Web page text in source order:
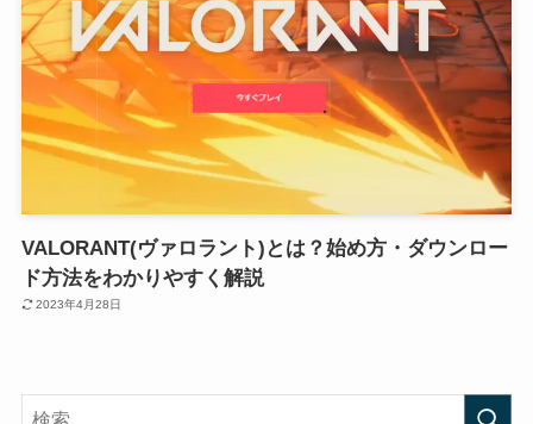
VALORANT(ヴァロラント)とは？始め方・ダウンロー
ド方法をわかりやすく解説
2023年4月28日